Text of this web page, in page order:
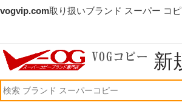
vogvip.com取り扱いブランド スーパー コ
新